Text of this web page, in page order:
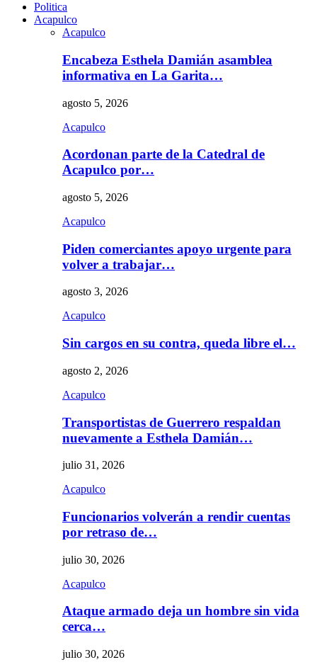
Politica
Acapulco
Acapulco
Encabeza Esthela Damián asamblea
informativa en La Garita…
agosto 5, 2026
Acapulco
Acordonan parte de la Catedral de
Acapulco por…
agosto 5, 2026
Acapulco
Piden comerciantes apoyo urgente para
volver a trabajar…
agosto 3, 2026
Acapulco
Sin cargos en su contra, queda libre el…
agosto 2, 2026
Acapulco
Transportistas de Guerrero respaldan
nuevamente a Esthela Damián…
julio 31, 2026
Acapulco
Funcionarios volverán a rendir cuentas
por retraso de…
julio 30, 2026
Acapulco
Ataque armado deja un hombre sin vida
cerca…
julio 30, 2026